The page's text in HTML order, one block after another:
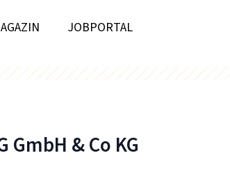
JOBPORTAL
GmbH & Co KG